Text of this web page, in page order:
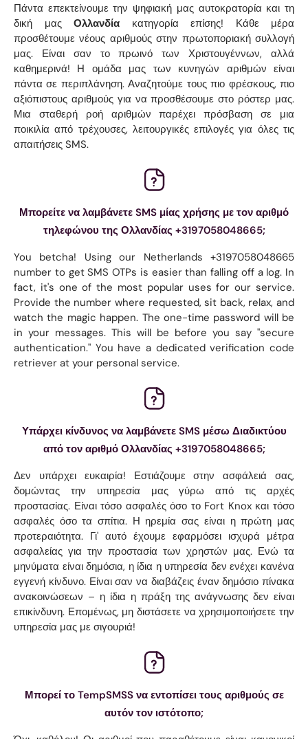
Πάντα επεκτείνουμε την ψηφιακή μας αυτοκρατορία και τη
δική μας Ολλανδία κατηγορία επίσης! Κάθε μέρα
προσθέτουμε νέους αριθμούς στην πρωτοποριακή συλλογή
μας. Είναι σαν το πρωινό των Χριστουγέννων, αλλά
καθημερινά! Η ομάδα μας των κυνηγών αριθμών είναι
πάντα σε περιπλάνηση. Αναζητούμε τους πιο φρέσκους, πιο
αξιόπιστους αριθμούς για να προσθέσουμε στο ρόστερ μας.
Μια σταθερή ροή αριθμών παρέχει πρόσβαση σε μια
ποικιλία από τρέχουσες, λειτουργικές επιλογές για όλες τις
απαιτήσεις SMS.
Μπορείτε να λαμβάνετε SMS μίας χρήσης με τον αριθμό
τηλεφώνου της Ολλανδίας +3197058048665;
You betcha! Using our Netherlands +3197058048665
number to get SMS OTPs is easier than falling off a log. In
fact, it's one of the most popular uses for our service.
Provide the number where requested, sit back, relax, and
watch the magic happen. The one-time password will be
in your messages. This will be before you say "secure
authentication." You have a dedicated verification code
retriever at your personal service.
Υπάρχει κίνδυνος να λαμβάνετε SMS μέσω Διαδικτύου
από τον αριθμό Ολλανδίας +3197058048665;
Δεν υπάρχει ευκαιρία! Εστιάζουμε στην ασφάλειά σας,
δομώντας την υπηρεσία μας γύρω από τις αρχές
προστασίας. Είναι τόσο ασφαλές όσο το Fort Knox και τόσο
ασφαλές όσο τα σπίτια. Η ηρεμία σας είναι η πρώτη μας
προτεραιότητα. Γι' αυτό έχουμε εφαρμόσει ισχυρά μέτρα
ασφαλείας για την προστασία των χρηστών μας. Ενώ τα
μηνύματα είναι δημόσια, η ίδια η υπηρεσία δεν ενέχει κανένα
εγγενή κίνδυνο. Είναι σαν να διαβάζεις έναν δημόσιο πίνακα
ανακοινώσεων – η ίδια η πράξη της ανάγνωσης δεν είναι
επικίνδυνη. Επομένως, μη διστάσετε να χρησιμοποιήσετε την
υπηρεσία μας με σιγουριά!
Μπορεί το TempSMSS να εντοπίσει τους αριθμούς σε
αυτόν τον ιστότοπο;